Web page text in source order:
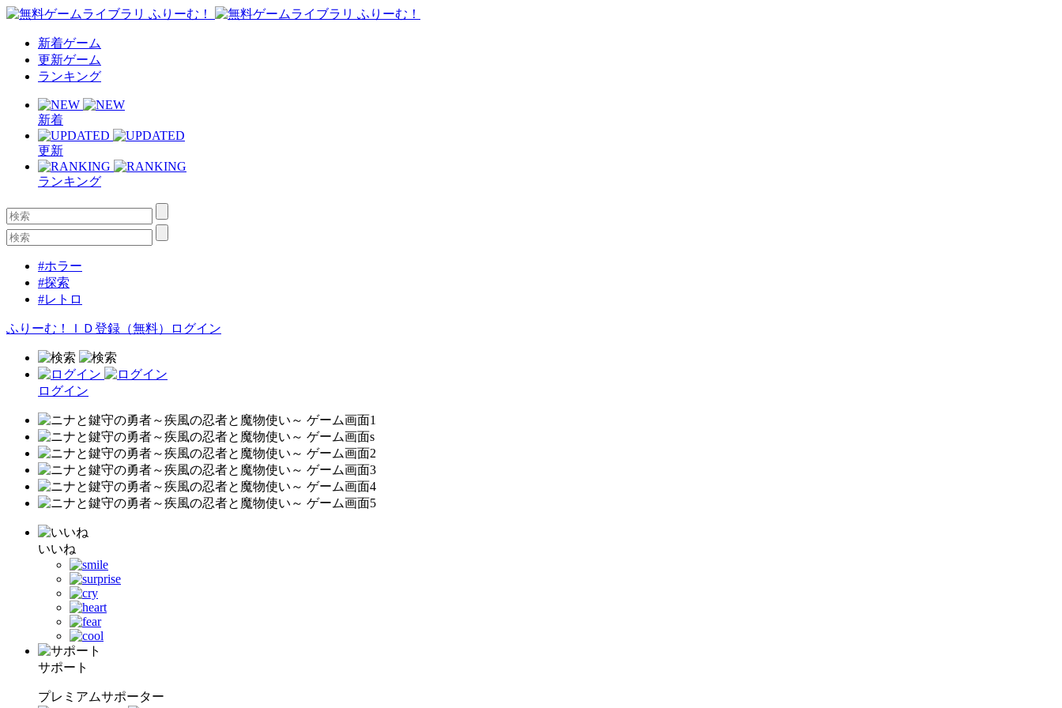
新着ゲーム
更新ゲーム
ランキング
新着
更新
ランキング
#ホラー
#探索
#レトロ
ふりーむ！ＩＤ登録（無料） ログイン
ログイン
いいね
サポート
プレミアムサポーター